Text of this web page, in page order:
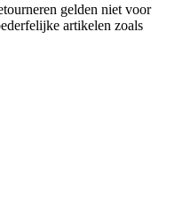
gelden niet voor
artikelen zoals